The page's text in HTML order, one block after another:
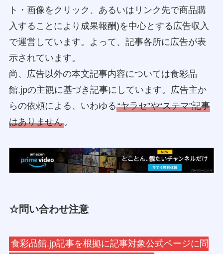
ト・画像をクリック、あるいはリンク先で商品購
入することにより成果報酬)を中心とする広告収入
で運営しています。よって、記事各所に広告が表
示されています。
尚、広告以外の本文記事内容については食彩品
館.jpの主観に基づき記事にしています。広告主か
らの依頼による、いわゆる“ヤラセ”や“ステマ”記事
はありません。
☆問い合わせ注意
食彩品館.jp記事を根拠に記事対象公式ページに問